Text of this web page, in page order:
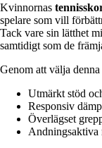
Kvinnornas
spelare som vill
Tack vare sin lätthet
samtidigt som de
Genom att välja
Utmärkt stöd
Responsiv
Överlägset
Andningsaktiva